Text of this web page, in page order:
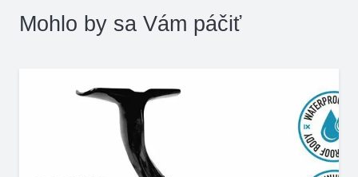
Mohlo by sa Vám páčiť